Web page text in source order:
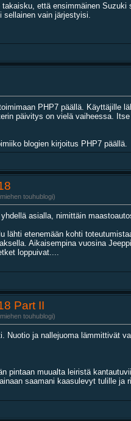
että ensimmäinen
vain järjestyisi.
PHP7 päällä. Käyttäjille
päivitys on vielä vaiheessa.
blogien kirjoitus PHP7 päällä.
touhublogi)
asialla, nimittäin
lähti etenemään kohti
Aikaisempina vuosina
loppuivat....
Part II
touhublogi)
Nuotio ja nallejuoma lämmittivät
pintaan muualta leiristä
saamani kaasulevyt tulille ja